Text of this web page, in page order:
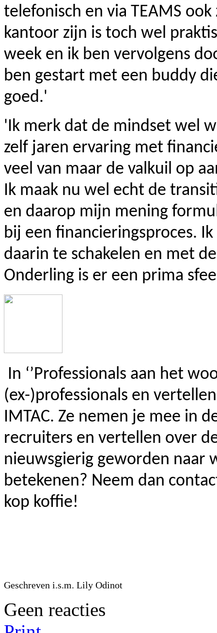
telefonisch en via TEAMS
kantoor zijn is toch wel
week en ik ben vervolgens
ben gestart met een buddy
goed.'
'Ik merk dat de mindset wel
zelf jaren ervaring met
veel van maar de valkuil op
Ik maak nu wel echt de
en daarop mijn mening
bij een financieringsproces.
daarin te schakelen en met
Onderling is er een prima
In ‘’Professionals aan het
(ex-)professionals en
IMTAC. Ze nemen je mee in
recruiters en vertellen over
nieuwsgierig geworden naar
betekenen? Neem dan
kop koffie!
Geschreven i.s.m. Lily Odinot
Geen reacties